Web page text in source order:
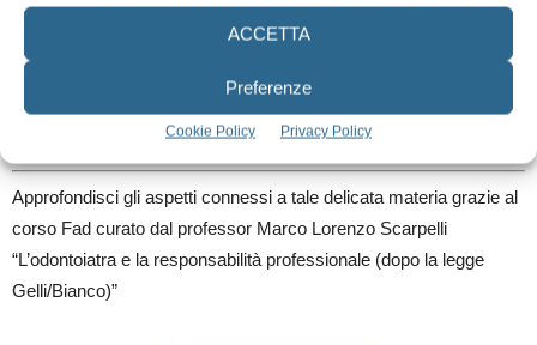
ACCETTA
Preferenze
Cookie Policy Privacy Policy
comunque scelto e rispettato le linee-guida o, in
mancanza, le buone pratiche che risultano adeguate o
adattate al caso concreto, tenuto conto altresì del grado di
dell’atto medico.
Approfondisci gli aspetti connessi a tale delicata materia grazie al
corso Fad curato dal professor Marco Lorenzo Scarpelli
“L’odontoiatra e la responsabilità professionale (dopo la legge
Gelli/Bianco)”